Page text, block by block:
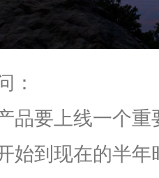
：
品要上线一个
始到现在的半